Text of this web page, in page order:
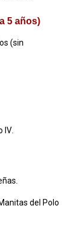
5 años)
(sin
IV
del Polo